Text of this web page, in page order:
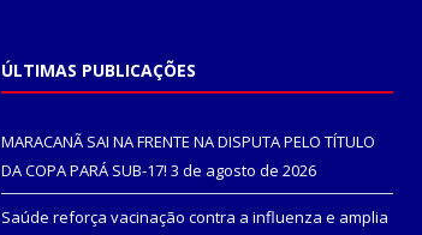
ÚLTIMAS PUBLICAÇÕES
MARACANÃ SAI NA FRENTE NA DISPUTA PELO TÍTULO
DA COPA PARÁ SUB-17! 3 de agosto de 2026
Saúde reforça vacinação contra a influenza e amplia